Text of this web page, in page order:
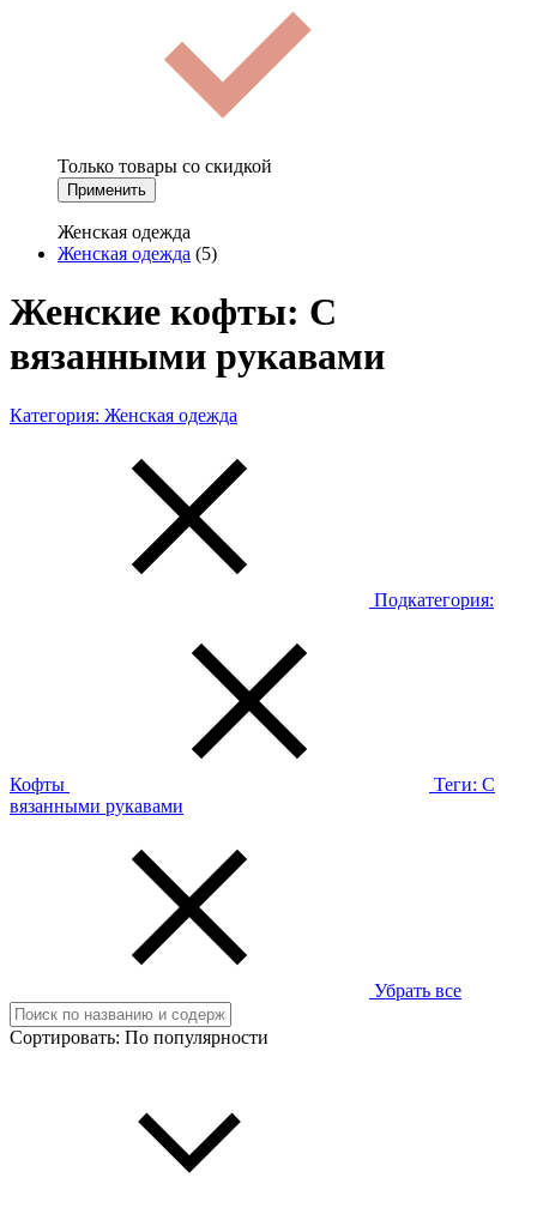
Только товары со скидкой
Применить
Женская одежда
Женская одежда (5)
Женские кофты: С
вязанными рукавами
Категория: Женская одежда
Подкатегория:
Кофты Теги: С
вязанными рукавами
Убрать все
Сортировать: По популярности